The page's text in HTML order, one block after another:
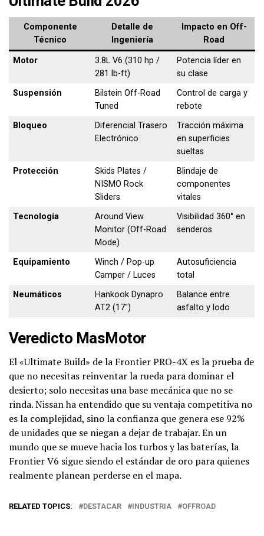
Componente
Técnico
Detalle de
Ingeniería
Impacto en Off-
Road
Motor
3.8L V6 (310 hp /
281 lb-ft)
Potencia líder en
su clase
Suspensión
Bilstein Off-Road
Tuned
Control de carga y
rebote
Bloqueo
Diferencial Trasero
Electrónico
Tracción máxima
en superficies
sueltas
Protección
Skids Plates /
NISMO Rock
Sliders
Blindaje de
componentes
vitales
Tecnología
Around View
Monitor (Off-Road
Mode)
Visibilidad 360° en
senderos
Equipamiento
Winch / Pop-up
Camper / Luces
Autosuficiencia
total
Neumáticos
Hankook Dynapro
AT2 (17″)
Balance entre
asfalto y lodo
Veredicto MasMotor
El «Ultimate Build» de la Frontier PRO-4X es la prueba de
que no necesitas reinventar la rueda para dominar el
desierto; solo necesitas una base mecánica que no se
rinda. Nissan ha entendido que su ventaja competitiva no
es la complejidad, sino la confianza que genera ese 92%
de unidades que se niegan a dejar de trabajar. En un
mundo que se mueve hacia los turbos y las baterías, la
Frontier V6 sigue siendo el estándar de oro para quienes
realmente planean perderse en el mapa.
RELATED TOPICS: DESTACAR INDUSTRIA OFFROAD